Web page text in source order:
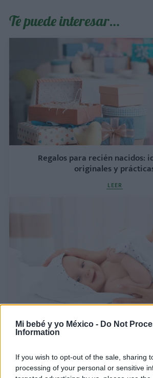
Mi bebé y yo México - Do Not
Information
If you wish to opt-out of the sale, sharing
processing of your personal or sensitive
Te puede interesar…
Regalos para recién nacidos:
originales y
LEER
Cambiadores para el bebé: